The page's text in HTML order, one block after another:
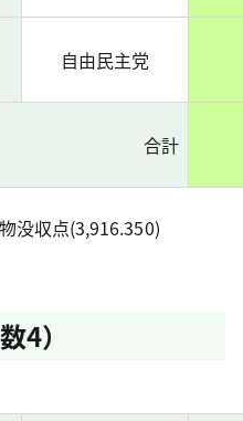
自由民主党
合計
没収点(3,916.350)
4）